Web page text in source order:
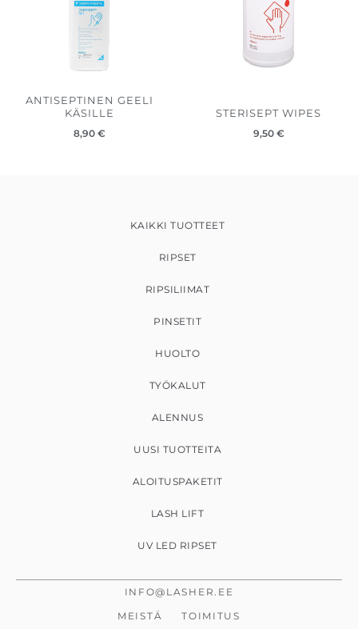
ANTISEPTINEN GEELI
KÄSILLE
8,90 €
STERISEPT WIPES
9,50 €
KAIKKI TUOTTEET
RIPSET
RIPSILIIMAT
PINSETIT
HUOLTO
TYÖKALUT
ALENNUS
UUSI TUOTTEITA
ALOITUSPAKETIT
LASH LIFT
UV LED RIPSET
INFO@LASHER.EE
MEISTÄ
TOIMITUS